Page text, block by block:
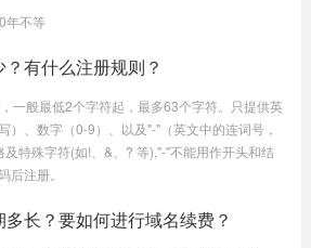
年不等
有什么注册规则？
一般最低2个字符起，最多63个字符。只提供英
）、数字（0-9）、以及"-"（英文中的连词号，
特殊字符(如!、&、? 等),"-"不能用作开头和结
后注册。
长？要如何进行域名续费？